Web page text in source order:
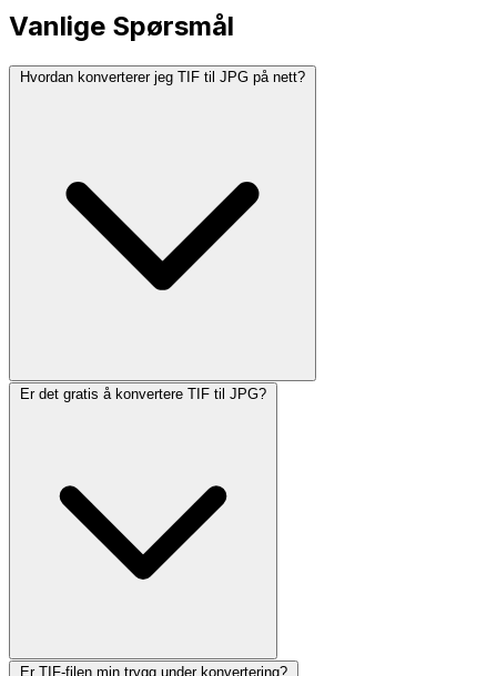
Vanlige Spørsmål
Hvordan konverterer jeg TIF til JPG på nett?
Er det gratis å konvertere TIF til JPG?
Er TIF-filen min trygg under konvertering?